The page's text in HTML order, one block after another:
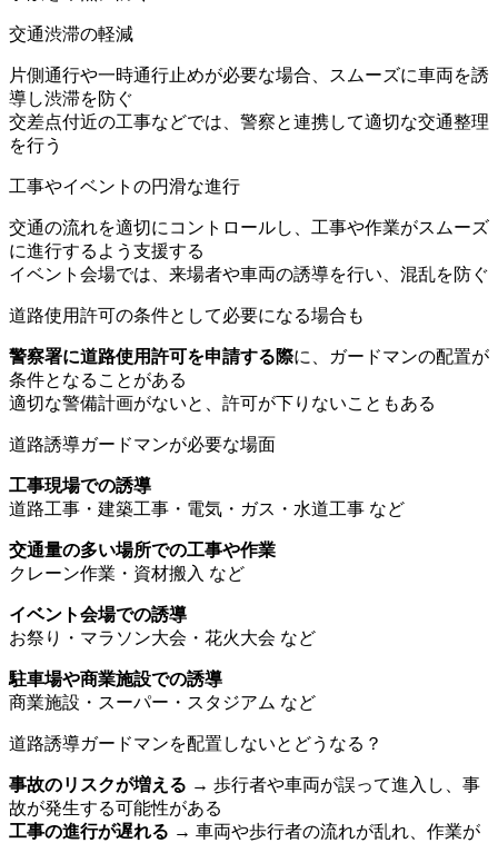
交通渋滞の軽減
片側通行や一時通行止めが必要な場合、スムーズに車両を誘
導し渋滞を防ぐ
交差点付近の工事などでは、警察と連携して適切な交通整理
を行う
工事やイベントの円滑な進行
交通の流れを適切にコントロールし、工事や作業がスムーズ
に進行するよう支援する
イベント会場では、来場者や車両の誘導を行い、混乱を防ぐ
道路使用許可の条件として必要になる場合も
警察署に道路使用許可を申請する際に、ガードマンの配置が
条件となることがある
適切な警備計画がないと、許可が下りないこともある
道路誘導ガードマンが必要な場面
工事現場での誘導
道路工事・建築工事・電気・ガス・水道工事 など
交通量の多い場所での工事や作業
クレーン作業・資材搬入 など
イベント会場での誘導
お祭り・マラソン大会・花火大会 など
駐車場や商業施設での誘導
商業施設・スーパー・スタジアム など
道路誘導ガードマンを配置しないとどうなる？
事故のリスクが増える → 歩行者や車両が誤って進入し、事
故が発生する可能性がある
工事の進行が遅れる → 車両や歩行者の流れが乱れ、作業が